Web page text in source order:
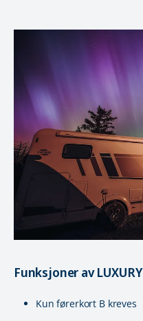
Funksjoner av LUXURY
Kun førerkort B kreves